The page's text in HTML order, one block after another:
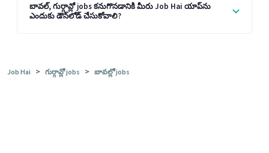
బావల్, గుర్గావ్లో jobs కనుగొనడానికి మీరు Job Hai యాప్‌ను
ఎందుకు డౌన్‌లోడ్ చేసుకోవాలి?
Job Hai > గుర్గావ్లో jobs > బావల్లో jobs